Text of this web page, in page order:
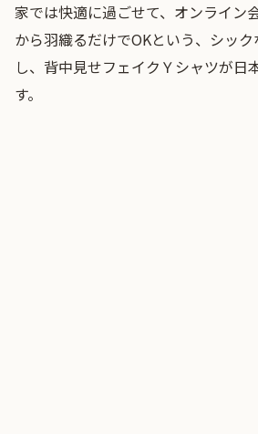
家では快適に過ごせて、オンライン
から羽織るだけでOKという、シッ
し、背中見せフェイクＹシャツが日
す。